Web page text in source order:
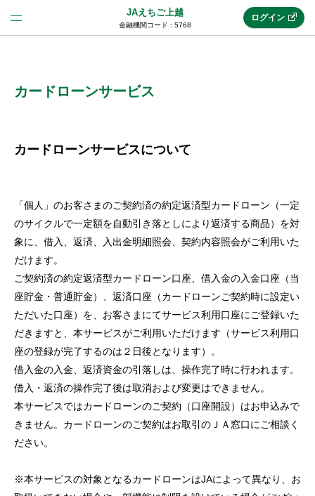
JAえちご上越
金融機関コード : 5768
(法人JAネットバンク)
メリット
機能・サービス
使い方
ログイン
カードローンサービス
カードローンサービスについて
「個人」のお客さまのご契約済の約定返済型カードローン（一定
のサイクルで一定額を自動引き落としにより返済する商品）を対
象に、借入、返済、入出金明細照会、契約内容照会がご利用いた
だけます。
ご契約済の約定返済型カードローン口座、借入金の入金口座（当
座貯金・普通貯金）、返済口座（カードローンご契約時に設定い
ただいた口座）を、お客さまにてサービス利用口座にご登録いた
だきますと、本サービスがご利用いただけます（サービス利用口
座の登録が完了するのは２日後となります）。
借入金の入金、返済資金の引落しは、操作完了時に行われます。
借入・返済の操作完了後は取消および変更はできません。
本サービスではカードローンのご契約（口座開設）はお申込みで
きません。カードローンのご契約はお取引のＪＡ窓口にご相談く
ださい。
※本サービスの対象となるカードローンはJAによって異なり、お